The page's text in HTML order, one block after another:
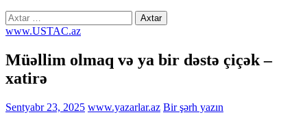
Axtarış:
www.USTAC.az
Müəllim olmaq və ya bir dəstə çiçək –
xatirə
Sentyabr 23, 2025 www.yazarlar.az Bir şərh yazın